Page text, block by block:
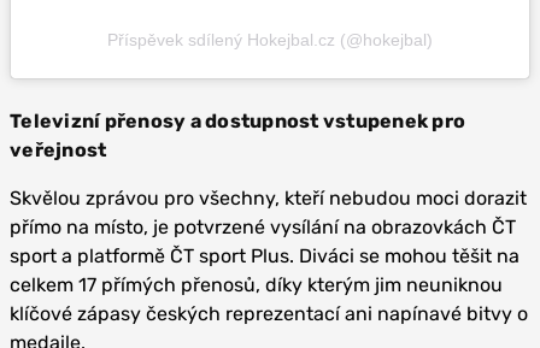
Příspěvek sdílený Hokejbal.cz (@hokejbal)
Televizní přenosy a dostupnost vstupenek pro
veřejnost
Skvělou zprávou pro všechny, kteří nebudou moci dorazit
přímo na místo, je potvrzené vysílání na obrazovkách ČT
sport a platformě ČT sport Plus. Diváci se mohou těšit na
celkem 17 přímých přenosů, díky kterým jim neuniknou
klíčové zápasy českých reprezentací ani napínavé bitvy o
medaile.